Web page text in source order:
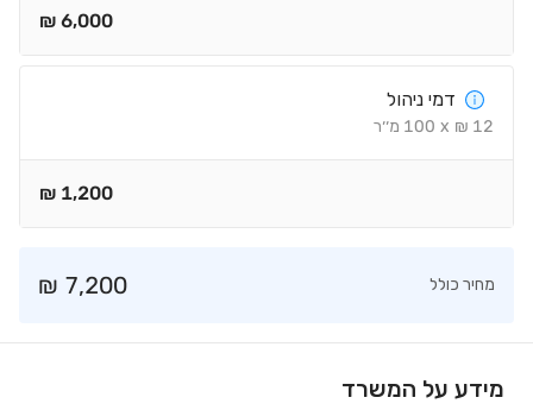
6,000
₪
דמי ניהול
12
₪
x
100 מ׳׳ר
1,200
₪
מחיר כולל 7,200
₪
מידע על המשרד